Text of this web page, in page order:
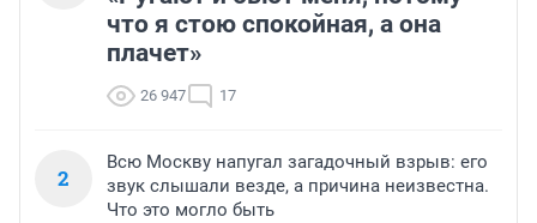
что я стою спокойная, а она
плачет»
26 947 17
2
Всю Москву напугал загадочный взрыв: его
звук слышали везде, а причина неизвестна.
Что это могло быть